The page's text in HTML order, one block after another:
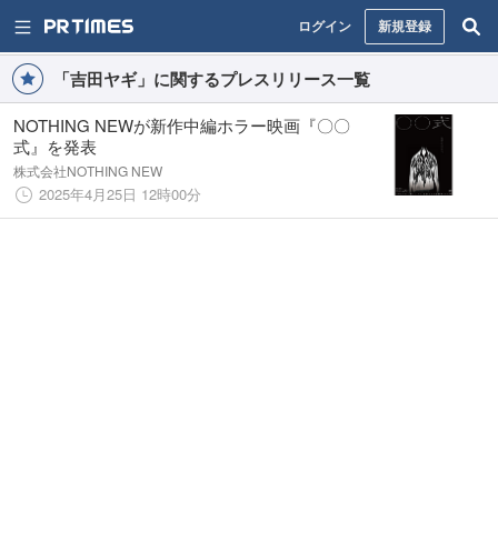
ログイン 新規登録
「吉田ヤギ」に関するプレスリリース一覧
NOTHING NEWが新作中編ホラー映画『〇〇
式』を発表
株式会社NOTHING NEW
2025年4月25日 12時00分